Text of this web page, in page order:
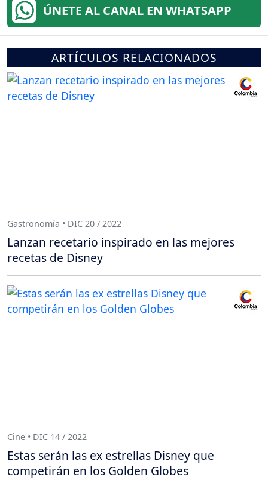
ÚNETE AL CANAL EN WHATSAPP
ARTÍCULOS RELACIONADOS
Gastronomía • DIC 20 / 2022
Lanzan recetario inspirado en las mejores
recetas de Disney
Cine • DIC 14 / 2022
Estas serán las ex estrellas Disney que
competirán en los Golden Globes